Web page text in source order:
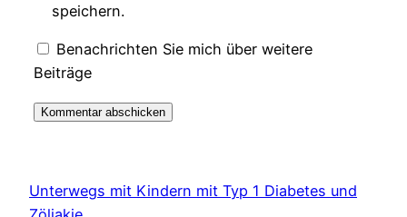
speichern.
Benachrichten Sie mich über weitere
Beiträge
Unterwegs mit Kindern mit Typ 1 Diabetes und